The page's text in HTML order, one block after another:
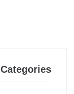
Categories